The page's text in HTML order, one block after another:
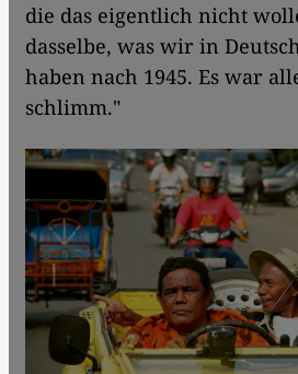
die das eigentlich nicht
dasselbe, was wir in
haben nach 1945. Es war
schlimm."